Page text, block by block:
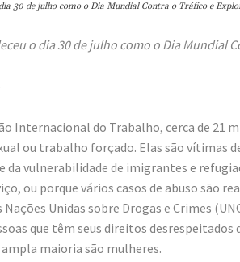
30 de julho como o Dia Mundial Contra o Tráfico e
o dia 30 de julho como o Dia Mundial
Internacional do Trabalho, cerca de 21
ou trabalho forçado. Elas são vítimas
vulnerabilidade de imigrantes e
ou porque vários casos de abuso são
Unidas sobre Drogas e Crimes
que têm seus direitos
ampla maioria são mulheres.